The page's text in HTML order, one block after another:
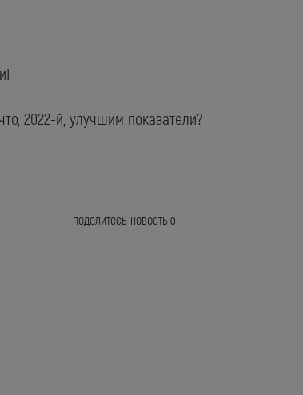
2022-й, улучшим показатели?
поделитесь новостью